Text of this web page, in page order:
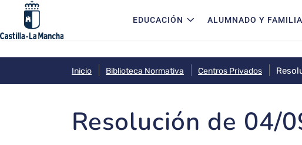
Pasar al contenido principalNavegación principal
EDUCACIÓN ALUMNADO Y
Inicio Biblioteca Normativa Centros Privados
Resolución de 04/